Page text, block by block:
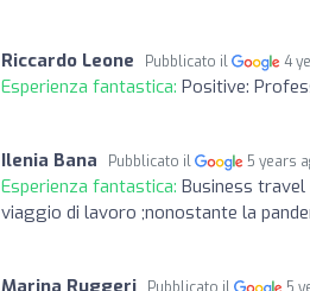
Riccardo Leone Pubblicato il 4
Esperienza fantastica: Positive:
Ilenia Bana Pubblicato il 5 years
Esperienza fantastica: Business travel
viaggio di lavoro ;nonostante la
Marina Ruggeri Pubblicato il 5